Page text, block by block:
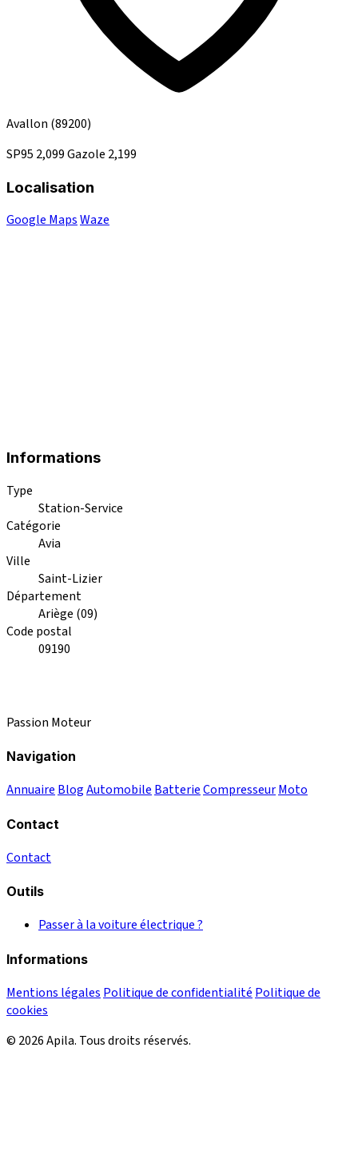
Avallon (89200)
SP95 2,099Gazole 2,199
Localisation
Google MapsWaze
Informations
Type
Station-Service
Catégorie
Avia
Ville
Saint-Lizier
Département
Ariège (09)
Code postal
09190
Passion Moteur
Navigation
Annuaire BlogAutomobile BatterieCompresseurMoto
Contact
Contact
Outils
Passer à la voiture électrique ?
Informations
Mentions légales Politique de confidentialité Politique de
cookies
© 2026 Apila. Tous droits réservés.